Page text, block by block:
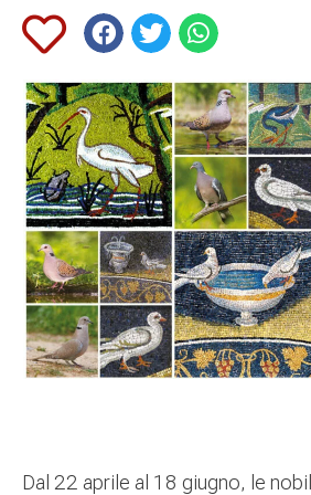
Dal 22 aprile al 18 giugno, le